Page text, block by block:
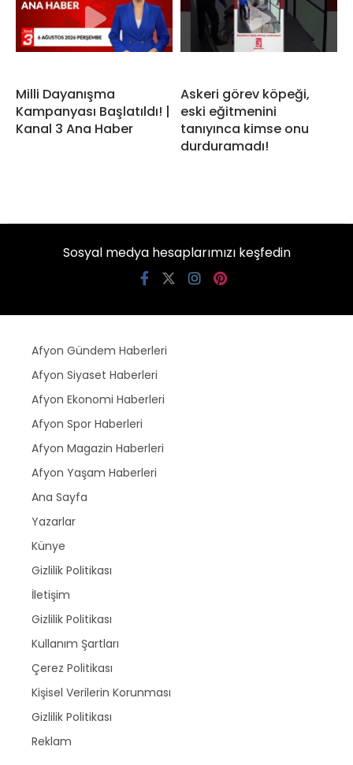
Milli Dayanışma
Kampanyası Başlatıldı! |
Kanal 3 Ana Haber
Askeri görev köpeği,
eski eğitmenini
tanıyınca kimse onu
durduramadı!
Sosyal medya hesaplarımızı keşfedin
Afyon Gündem Haberleri
Afyon Siyaset Haberleri
Afyon Ekonomi Haberleri
Afyon Spor Haberleri
Afyon Magazin Haberleri
Afyon Yaşam Haberleri
Ana Sayfa
Yazarlar
Künye
Gizlilik Politikası
İletişim
Gizlilik Politikası
Kullanım Şartları
Çerez Politikası
Kişisel Verilerin Korunması
Gizlilik Politikası
Reklam